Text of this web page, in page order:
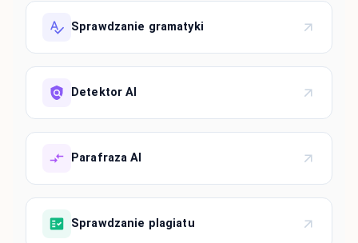
Sprawdzanie gramatyki
Detektor AI
Parafraza AI
Sprawdzanie plagiatu